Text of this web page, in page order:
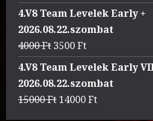
price
was:
3000 Ft.
price
4.V8 Team Levelek Early +
2026.08.22.szombat
4000Ft Original
price
was:
4000 Ft.
3500FtCurrent
price
3500 Ft.
4.V8 Team Levelek Early
2026.08.22.szombat
15000Ft Original
14000FtCurrent